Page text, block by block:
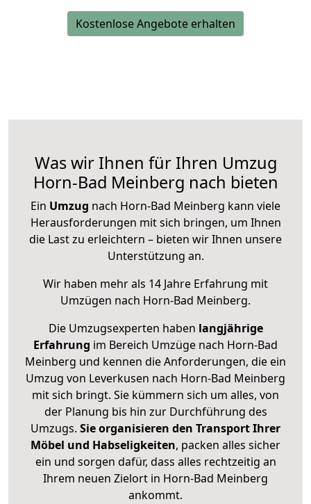
Kostenlose Angebote erhalten
Was wir Ihnen für Ihren Umzug
Horn-Bad Meinberg nach bieten
Ein Umzug nach Horn-Bad Meinberg kann viele
Herausforderungen mit sich bringen, um Ihnen
die Last zu erleichtern – bieten wir Ihnen unsere
Unterstützung an.
Wir haben mehr als 14 Jahre Erfahrung mit
Umzügen nach Horn-Bad Meinberg.
Die Umzugsexperten haben langjährige
Erfahrung im Bereich Umzüge nach Horn-Bad
Meinberg und kennen die Anforderungen, die ein
Umzug von Leverkusen nach Horn-Bad Meinberg
mit sich bringt. Sie kümmern sich um alles, von
der Planung bis hin zur Durchführung des
Umzugs. Sie organisieren den Transport Ihrer
Möbel und Habseligkeiten, packen alles sicher
ein und sorgen dafür, dass alles rechtzeitig an
Ihrem neuen Zielort in Horn-Bad Meinberg
ankommt.